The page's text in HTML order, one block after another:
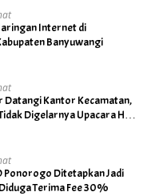
Internet di
Banyuwangi
Datangi Kantor Kecamatan,
Digelarnya Upacara HUT
Ponorogo Ditetapkan Jadi
Terima Fee 30%